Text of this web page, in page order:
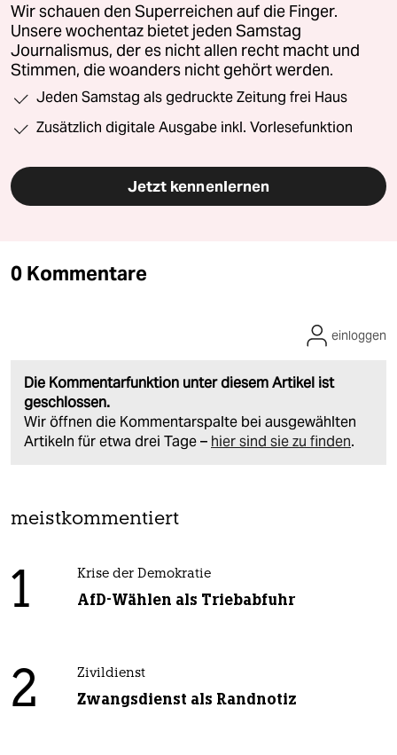
Wir schauen den Superreichen auf die Finger.
Unsere wochentaz bietet jeden Samstag
Journalismus, der es nicht allen recht macht und
Stimmen, die woanders nicht gehört werden.
Jeden Samstag als gedruckte Zeitung frei Haus
Zusätzlich digitale Ausgabe inkl. Vorlesefunktion
Jetzt kennenlernen
0 Kommentare
Die Kommentarfunktion unter diesem Artikel ist
geschlossen.
Wir öffnen die Kommentarspalte bei ausgewählten
Artikeln für etwa drei Tage – hier sind sie zu finden.
einloggen
meistkommentiert
1 Krise der Demokratie
AfD-Wählen als Triebabfuhr
2 Zivildienst
Zwangsdienst als Randnotiz